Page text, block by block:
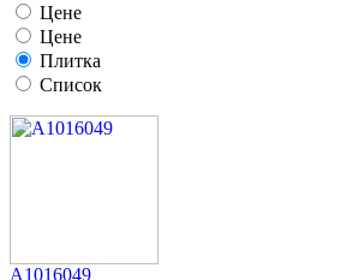
Цене
Цене
Плитка
Список
A1016049